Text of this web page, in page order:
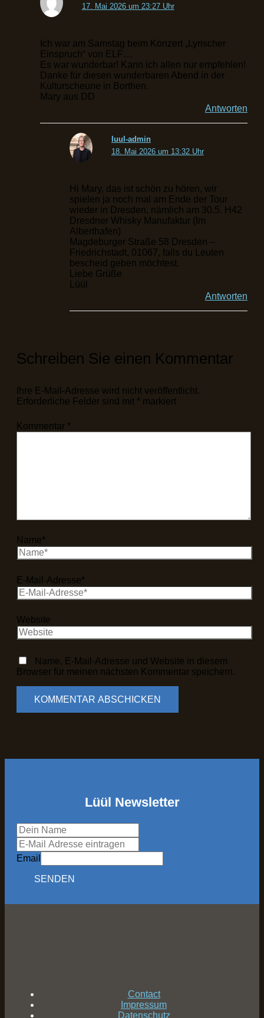
17. Mai 2026 um 23:27 Uhr
Ich war am Samstag beim Konzert „Lyrischer
Einspruch“ von ELF…
Es war wunderbar! Kann ich allen nur empfehlen!
Danke für diesen wunderbaren Abend in der
Kulturscheune in Borthen.
Mary aus DD
Antworten
luul-admin
18. Mai 2026 um 13:32 Uhr
Hi Mary, das ist schön zu hören, wir
spielen ja noch mal am Ende der Tour
wieder in Dresden, nämlich am 30.5. H42
Dresdner Whisky Manufaktur (Im
Alberthafen)
Magdeburger Straße 58 Dresden –
Friedrichstadt, 01067, falls du Leuten
bescheid geben möchtest.
Liebe Grüße
Lüül
Antworten
Schreiben Sie einen Kommentar
Ihre E-Mail-Adresse wird nicht veröffentlicht.
Erforderliche Felder sind mit * markiert
Kommentar *
Name*
E-Mail-Adresse*
Website
Name, E-Mail-Adresse und Website in diesem
Browser für meinen nächsten Kommentar speichern.
Lüül Newsletter
Email
SENDEN
Contact
Impressum
Datenschutz